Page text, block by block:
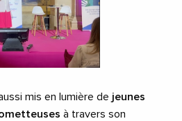
mis en lumière de jeunes
à travers son